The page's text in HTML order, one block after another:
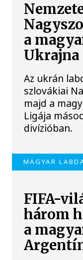
a
Ukrajna
Az ukrán
szlovákiai
majd a
Ligája
divízióban.
MAGYAR
FIFA-
három
a